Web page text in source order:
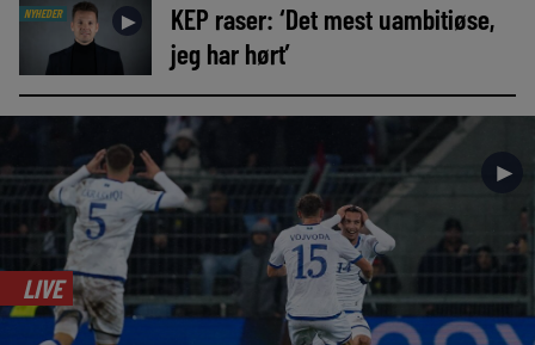
NYHEDER ►
KEP raser: ‘Det mest uambitiøse,
jeg har hørt’
►
LIVE